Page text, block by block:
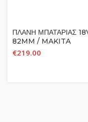
ΠΛΑΝΗ ΜΠΑΤΑΡΙΑΣ
82MM / MAKITA
DKP180Z (ΣΩΜΑ
€219.00